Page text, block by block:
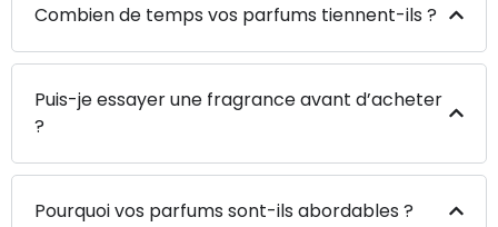
Combien de temps vos parfums tiennent-ils ?
Puis-je essayer une fragrance avant d’acheter
?
Pourquoi vos parfums sont-ils abordables ?